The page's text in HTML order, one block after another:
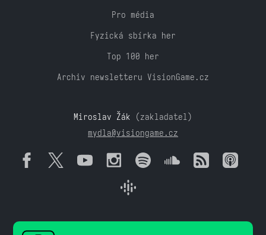
Pro média
Fyzická sbírka her
Top 100 her
Archiv newsletteru VisionGame.cz
Miroslav Žák (zakladatel)
mydla@visiongame.cz